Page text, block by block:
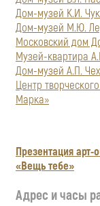
Дом-музей К.И.
Дом-музей М.Ю.
Московский дом
Музей-квартира
Дом-музей А.П.
Центр
Марка»
Презентация арт-
«Вещь тебе»
Адрес и часы